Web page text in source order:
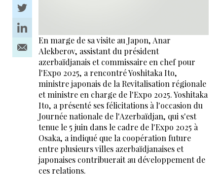
En marge de sa visite au Japon, Anar
Alekberov, assistant du président
azerbaïdjanais et commissaire en chef pour
l'Expo 2025, a rencontré Yoshitaka Ito,
ministre japonais de la Revitalisation régionale
et ministre en charge de l'Expo 2025. Yoshitaka
Ito, a présenté ses félicitations à l'occasion du
Journée nationale de l'Azerbaïdjan, qui s'est
tenue le 5 juin dans le cadre de l'Expo 2025 à
Osaka, a indiqué que la coopération future
entre plusieurs villes azerbaïdjanaises et
japonaises contribuerait au développement de
ces relations.